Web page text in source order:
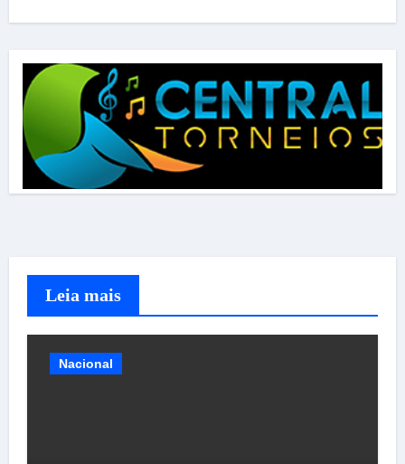
Leia mais
Nacional